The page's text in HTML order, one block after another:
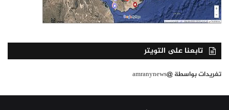
تابعنا على التويتر
تغريدات بواسطة @amranynews